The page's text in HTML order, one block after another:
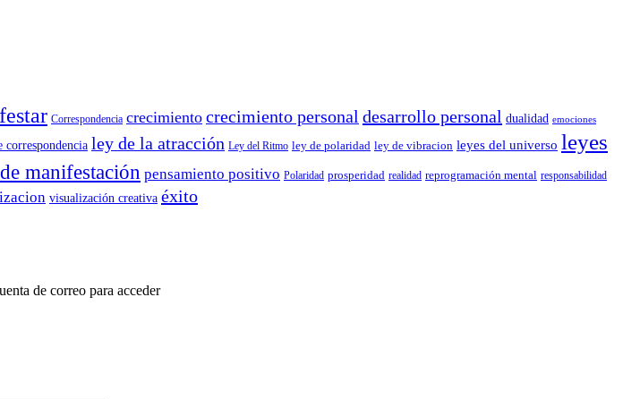
Correspondencia crecimiento crecimiento personal desarrollo personal dualidad emociones
correspondencia ley de la atracción Ley del Ritmo ley de polaridad ley de vibracion leyes del universo leyes
manifestación pensamiento positivo Polaridad prosperidad realidad reprogramación mental responsabilidad
visualización creativa éxito
de correo para acceder